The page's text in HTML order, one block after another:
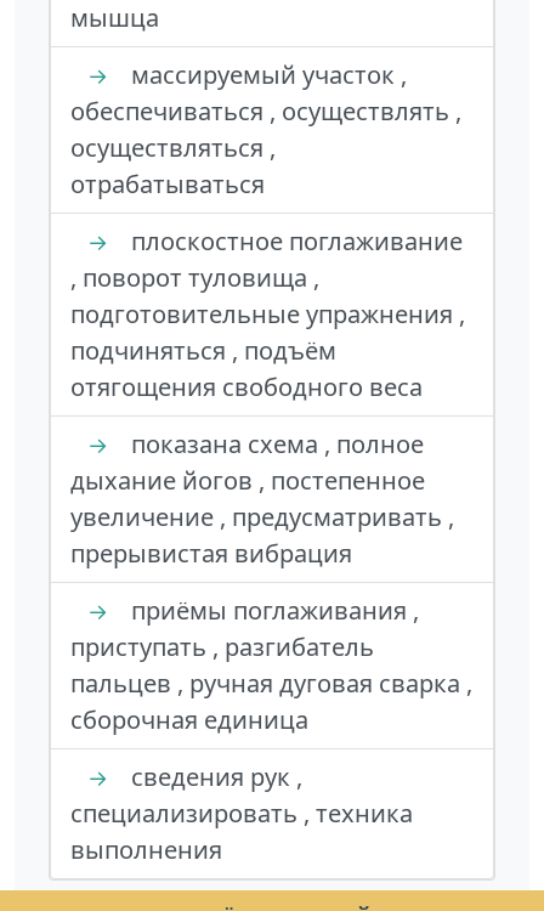
мышца
→
массируемый участок ,
обеспечиваться , осуществлять ,
осуществляться ,
отрабатываться
→
плоскостное поглаживание
, поворот туловища ,
подготовительные упражнения ,
подчиняться , подъём
отягощения свободного веса
→
показана схема , полное
дыхание йогов , постепенное
увеличение , предусматривать ,
прерывистая вибрация
→
приёмы поглаживания ,
приступать , разгибатель
пальцев , ручная дуговая сварка ,
сборочная единица
→
сведения рук ,
специализировать , техника
выполнения